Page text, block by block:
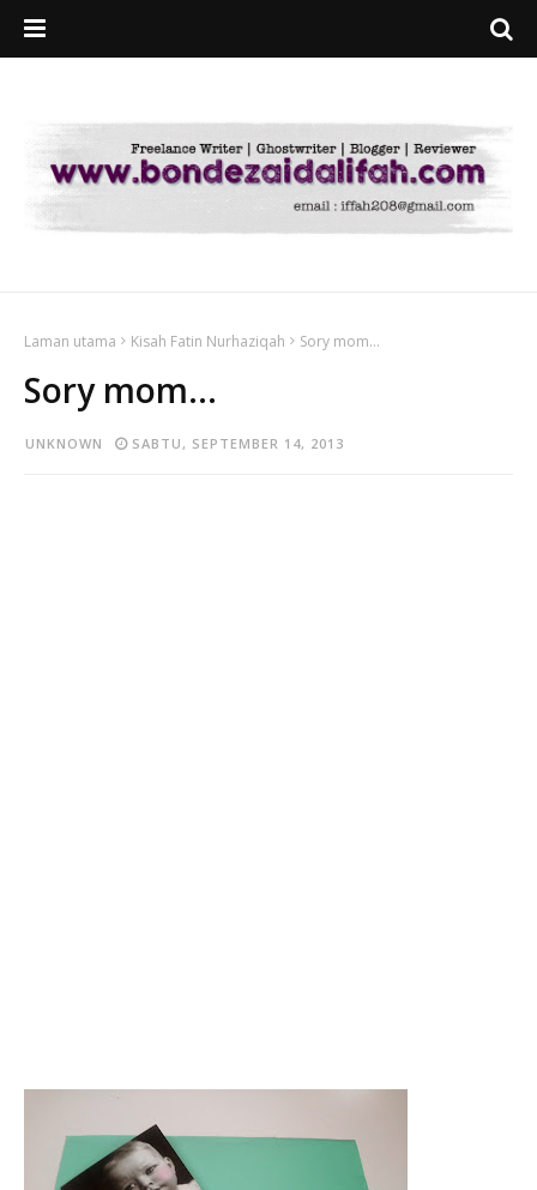
Laman utama Kisah Fatin Nurhaziqah Sory mom...
Sory mom...
UNKNOWN SABTU, SEPTEMBER 14, 2013